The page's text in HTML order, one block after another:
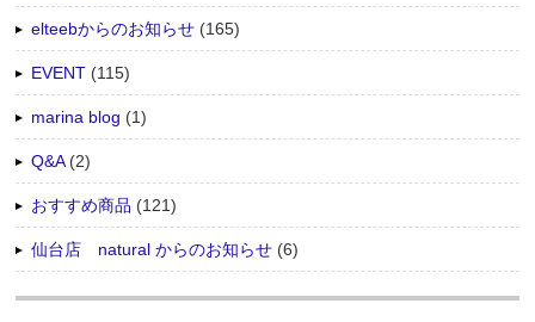
elteebからのお知らせ (165)
EVENT (115)
marina blog (1)
Q&A(2)
おすすめ商品 (121)
仙台店 natural からのお知らせ (6)